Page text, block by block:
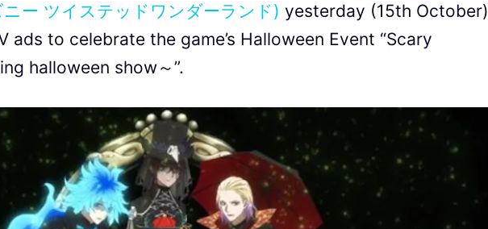
ー ツイステッドワンダーランド) yesterday (15th October)
ads to celebrate the game’s Halloween Event “Scary
halloween show～”.